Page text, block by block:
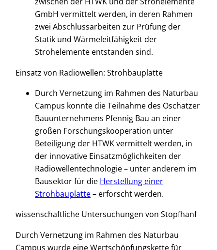
GmbH vermittelt werden, in deren Rahmen
zwei Abschlussarbeiten zur Prüfung der
Statik und Wärmeleitfähigkeit der
Strohelemente entstanden sind.
Einsatz von Radiowellen: Strohbauplatte
Durch Vernetzung im Rahmen des Naturbau
Campus konnte die Teilnahme des Oschatzer
Bauunternehmens Pfennig Bau an einer
großen Forschungskooperation unter
Beteiligung der HTWK vermittelt werden, in
der innovative Einsatzmöglichkeiten der
Radiowellentechnologie – unter anderem im
Bausektor für die Herstellung einer
Strohbauplatte– erforscht werden.
wissenschaftliche Untersuchungen von Stopfhanf
Durch Vernetzung im Rahmen des Naturbau
Campus wurde eine Wertschöpfungskette für